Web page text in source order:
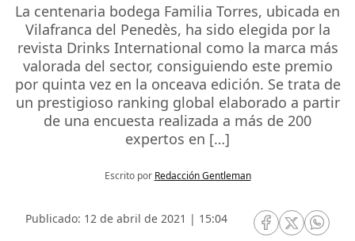
La centenaria bodega Familia Torres, ubicada en
Vilafranca del Penedès, ha sido elegida por la
revista Drinks International como la marca más
valorada del sector, consiguiendo este premio
por quinta vez en la onceava edición. Se trata de
un prestigioso ranking global elaborado a partir
de una encuesta realizada a más de 200
expertos en […]
Escrito por Redacción Gentleman
Publicado: 12 de abril de 2021 | 15:04
RRSS Facebook
RRSSRRSS